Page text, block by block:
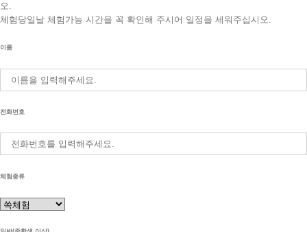
오.
체험당일날 체험가능 시간을 꼭 확인해 주시어 일정을 세워주십시오.
이름
전화번호
체험종류